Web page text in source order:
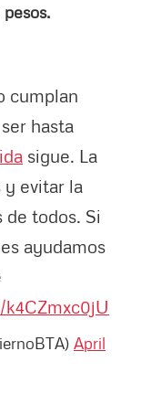
cumplan
hasta
sigue. La
y evitar la
de todos. Si
ayudamos
April